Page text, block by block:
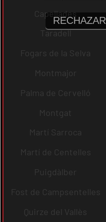
Capellades
Taradell
Fogars de la Selva
Montmajor
Palma de Cervelló
Montgat
Martí Sarroca
Martí de Centelles
Puigdàlber
Fost de Campsentelles
Quirze del Vallès
RECHAZAR